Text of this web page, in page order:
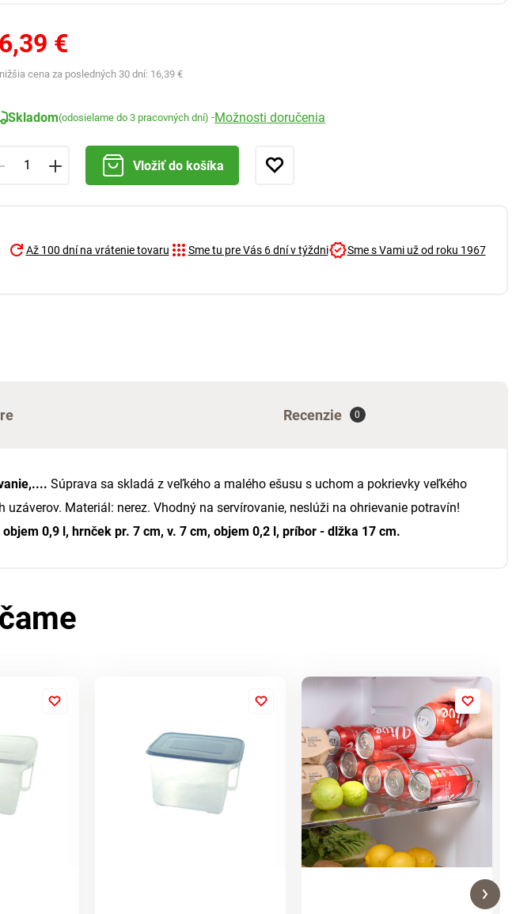
€
cena za posledných 30 dní: 16,39 €
Skladom(odosielame do 3 pracovných dní) -Možnosti doručenia
Vložiť do košíka
Až 100 dní na vrátenie tovaru Sme tu pre Vás 6 dní v týždni Sme s Vami už od roku 1967
Recenzie 0
Súprava sa skladá z veľkého a malého ešusu s uchom a pokrievky veľkého
Materiál: nerez. Vhodný na servírovanie, neslúži na ohrievanie potravín!
0,9 l, hrnček pr. 7 cm, v. 7 cm, objem 0,2 l, príbor - dlžka 17 cm.